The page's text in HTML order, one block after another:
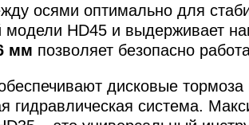
осями оптимально для
HD45 и выдерживает
мм позволяет безопасно
дисковые
гидравлическая система.